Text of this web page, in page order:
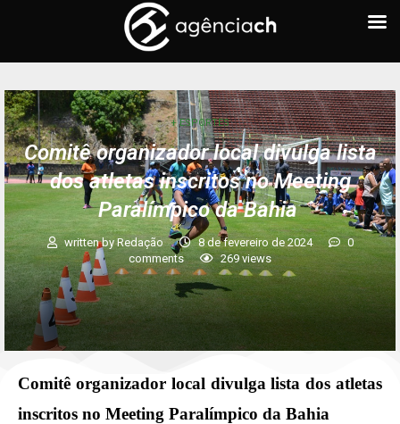
+ ESPORTES
Comitê organizador local divulga lista
dos atletas inscritos no Meeting
Paralímpico da Bahia
written byRedação 8 de fevereiro de 2024
0
comments
269 views
Comitê organizador local divulga lista dos atletas
inscritos no Meeting Paralímpico da Bahia